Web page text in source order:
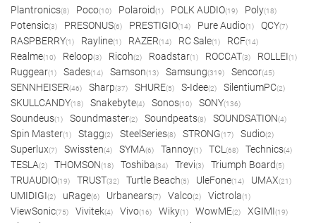
Plantronics(8) Poco(10) Polaroid(1) POLK AUDIO(19) Poly(18)
Potensic(3) PRESONUS(6) PRESTIGIO(14) Pure Audio(1) QCY(7)
RASPBERRY(1) Rayline(1) RAZER(14) RC Sale(1) RCF(14)
Realme(10) Reloop(3) Ricoh(2) Roadstar(1) ROCCAT(3) ROLLEI(1)
Ruggear(1) Sades(14) Samson(13) Samsung(319) Sencor(45)
SENNHEISER(46) Sharp(37) SHURE(5) S-Idee(2) SilentiumPC(2)
SKULLCANDY(18) Snakebyte(4) Sonos(10) SONY(136)
Soundeus(1) Soundmaster(2) Soundpeats(8) SOUNDSATION(4)
Spin Master(1) Stagg(2) SteelSeries(8) STRONG(17) Sudio(2)
Superlux(7) Swissten(4) SYMA(6) Tannoy(1) TCL (68) Technics(4)
TESLA(2) THOMSON(18) Toshiba(34) Trevi(3) Triumph Board(5)
TRUAUDIO(19) TRUST(32) Turtle Beach(5) UleFone(14) UMAX(21)
UMIDIGI(2) uRage(6) Urbanears(7) Valco(2) Victrola(1)
ViewSonic(75) Vivitek(4) Vivo(16) Wiky(1) WowME(2) XGIMI(19)